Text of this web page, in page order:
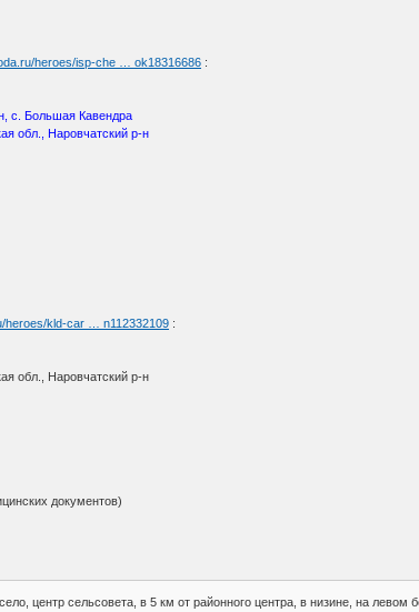
heroes/isp-che … ok18316686 :
с. Большая Кавендра
обл., Наровчатский р-н
heroes/kld-car … n112332109 :
обл., Наровчатский р-н
документов)
центр сельсовета, в 5 км от районного центра, в низине, на